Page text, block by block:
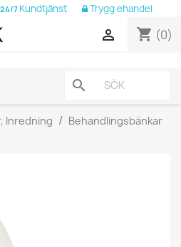
24/7 Kundtjänst Trygg ehandel
shopping_cart (0)

search
Inredning Behandlingsbänkar